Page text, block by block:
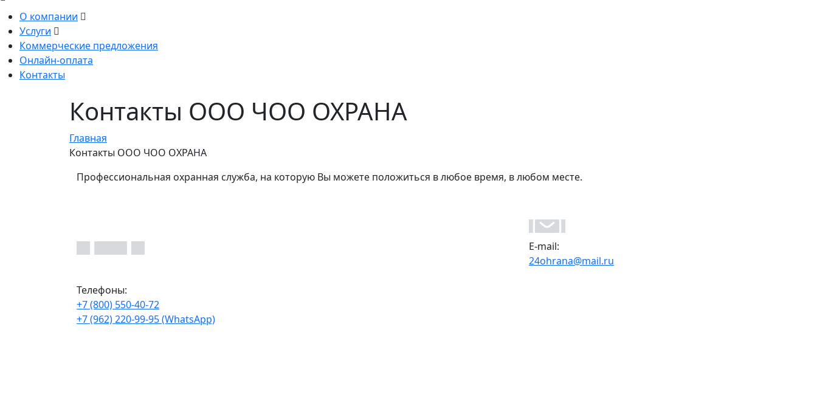
О компании
Услуги
Коммерческие предложения
Онлайн-оплата
Контакты
Контакты ООО ЧОО ОХРАНА
Главная
Контакты ООО ЧОО ОХРАНА
Профессиональная охранная служба, на которую Вы можете положиться в любое время, в любом месте.
Телефоны:
+7 (800) 550-40-72
+7 (962) 220-99-95 (WhatsApp)
E-mail:
24ohrana@mail.ru